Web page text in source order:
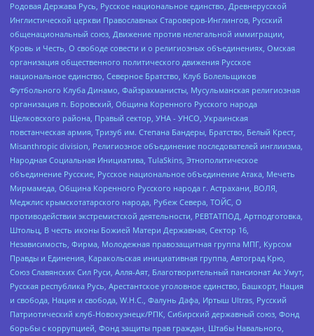
Родовая Держава Русь, Русское национальное единство, Древнерусской
Инглистической церкви Православных Староверов-Инглингов, Русский
общенациональный союз, Движение против нелегальной иммиграции,
Кровь и Честь, О свободе совести и о религиозных объединениях, Омская
организация общественного политического движения Русское
национальное единство, Северное Братство, Клуб Болельщиков
Футбольного Клуба Динамо, Файзрахманисты, Мусульманская религиозная
организация п. Боровский, Община Коренного Русского народа
Щелковского района, Правый сектор, УНА - УНСО, Украинская
повстанческая армия, Тризуб им. Степана Бандеры, Братство, Белый Крест,
Misanthropic division, Религиозное объединение последователей инглиизма,
Народная Социальная Инициатива, TulaSkins, Этнополитическое
объединение Русские, Русское национальное объединение Атака, Мечеть
Мирмамеда, Община Коренного Русского народа г. Астрахани, ВОЛЯ,
Меджлис крымскотатарского народа, Рубеж Севера, ТОЙС, О
противодействии экстремистской деятельности, РЕВТАТПОД, Артподготовка,
Штольц, В честь иконы Божией Матери Державная, Сектор 16,
Независимость, Фирма, Молодежная правозащитная группа МПГ, Курсом
Правды и Единения, Каракольская инициативная группа, Автоград Крю,
Союз Славянских Сил Руси, Алля-Аят, Благотворительный пансионат Ак Умут,
Русская республика Русь, Арестантское уголовное единство, Башкорт, Нация
и свобода, Нация и свобода, W.H.С., Фалунь Дафа, Иртыш Ultras, Русский
Патриотический клуб-Новокузнецк/РПК, Сибирский державный союз, Фонд
борьбы с коррупцией, Фонд защиты прав граждан, Штабы Навального,